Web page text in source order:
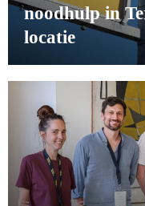
noodhulp in
locatie